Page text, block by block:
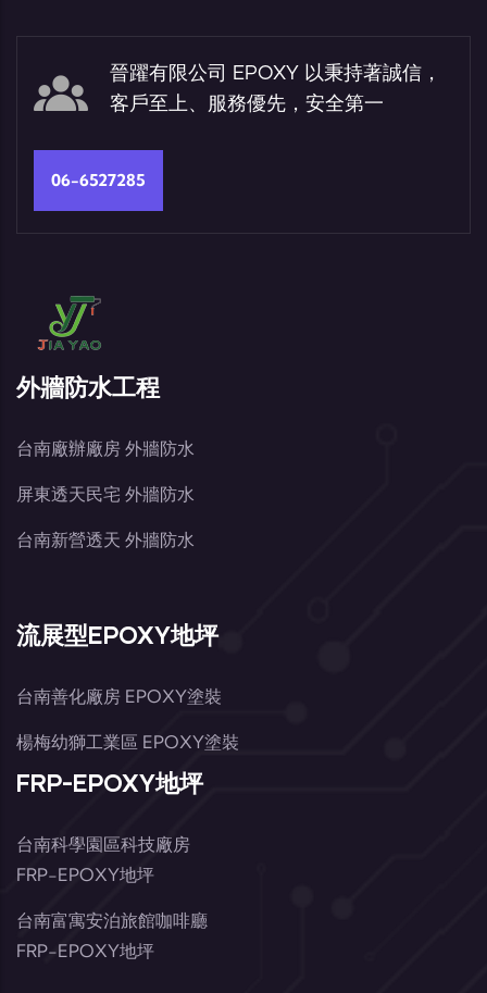
晉躍有限公司 EPOXY 以秉持著誠信，
客戶至上、服務優先，安全第一
06-6527285
外牆防水工程
台南廠辦廠房 外牆防水
屏東透天民宅 外牆防水
台南新營透天 外牆防水
流展型EPOXY地坪
台南善化廠房 EPOXY塗裝
楊梅幼獅工業區 EPOXY塗裝
FRP-EPOXY地坪
台南科學園區科技廠房
FRP-EPOXY地坪
台南富寓安泊旅館咖啡廳
FRP-EPOXY地坪